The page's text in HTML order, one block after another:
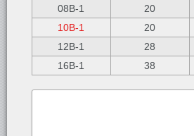
08B-1
20
10B-1
20
12B-1
28
16B-1
38